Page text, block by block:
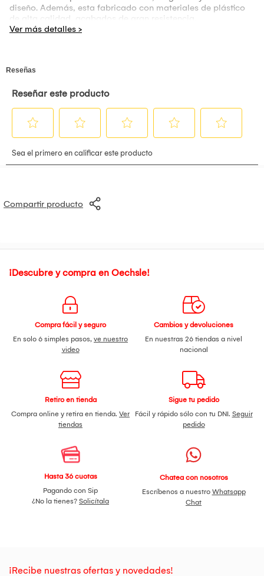
diseño. Además, esta fabricado con materiales de plástico
de alta calidad, acabados de gran resistencia.
Compartir producto
¡Descubre y compra en Oechsle!
Compra fácil y seguro
En solo 6 simples pasos, ve nuestro
video
Cambios y devoluciones
En nuestras 26 tiendas a nivel
nacional
Retiro en tienda
Compra online y retira en tienda. Ver
tiendas
Sigue tu pedido
Fácil y rápido sólo con tu DNI. Seguir
pedido
Hasta 36 cuotas
Pagando con Sip
¿No la tienes? Solicítala
Chatea con nosotros
Escríbenos a nuestro Whatsapp
Chat
¡Recibe nuestras ofertas y novedades!